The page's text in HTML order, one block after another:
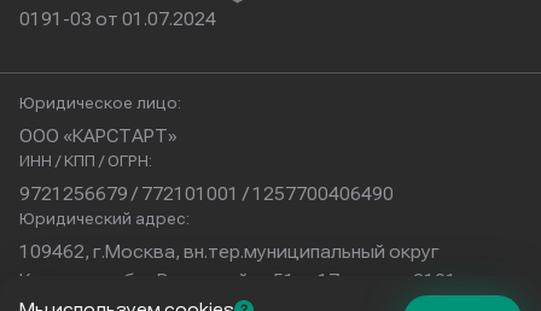
0191-03 от 01.07.2024
Юридическое лицо:
ООО «КАРСТАРТ»
ИНН / КПП / ОГРН:
9721256679 / 772101001 / 1257700406490
Юридический адрес:
109462, г.Москва, вн.тер.муниципальный округ
Кузьминки, б-р Волжский, д.51, с.17, помещ.2101
Физический адрес: